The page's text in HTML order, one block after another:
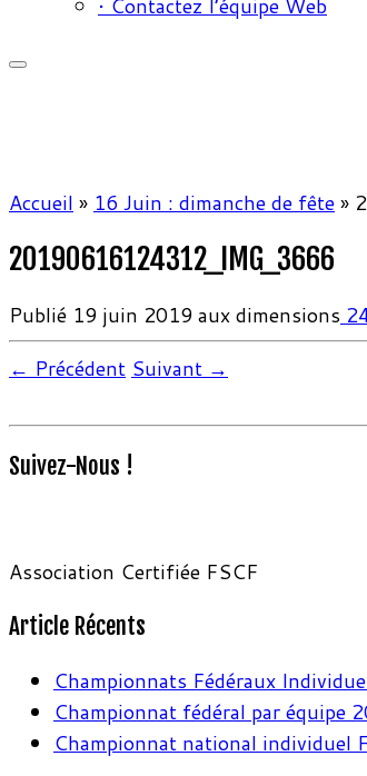
• Contactez l’équipe Web
Accueil » 16 Juin : dimanche de fête»
20190616124312_IMG_3666
Publié 19 juin 2019 aux dimensions
← Précédent Suivant →
Suivez-Nous !
Association Certifiée FSCF
Article Récents
Championnats Fédéraux
Championnat fédéral par équipe
Championnat national individuel